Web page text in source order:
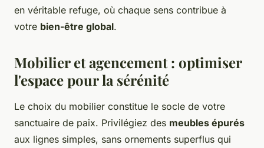
en véritable refuge, où chaque sens contribue à
votre bien-être global.
Mobilier et agencement : optimiser
l'espace pour la sérénité
Le choix du mobilier constitue le socle de votre
sanctuaire de paix. Privilégiez des meubles épurés
aux lignes simples, sans ornements superflus qui